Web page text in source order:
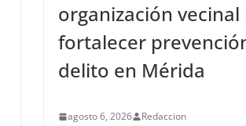
organización vecinal
fortalecer
delito en Mérida
agosto 6, 2026 Redaccion